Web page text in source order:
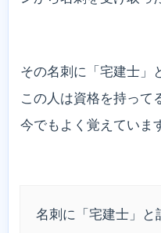
その名刺に「宅建士」
この人は資格を持って
今でもよく覚えていま
名刺に「宅建士」と